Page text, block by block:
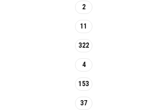
2
11
322
4
153
37